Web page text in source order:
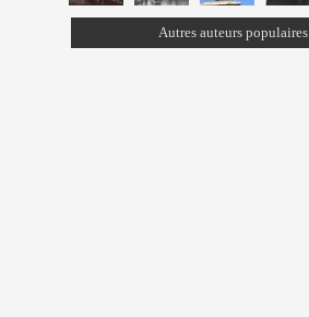
Autres auteurs populaires